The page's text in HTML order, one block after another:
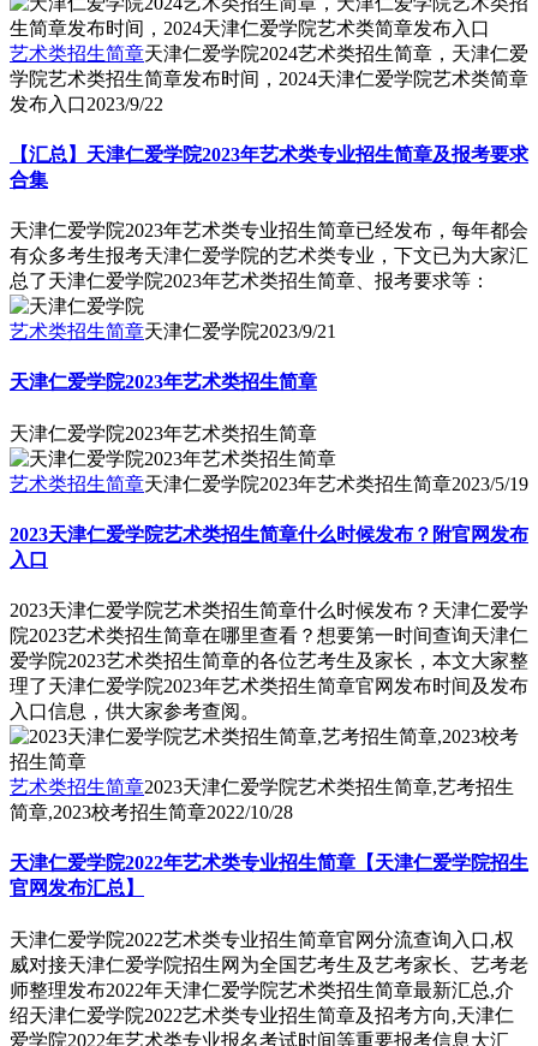
艺术类招生简章天津仁爱学院2024艺术类招生简章，天津仁爱
学院艺术类招生简章发布时间，2024天津仁爱学院艺术类简章
发布入口2023/9/22
【汇总】天津仁爱学院2023年艺术类专业招生简章及报考要求
合集
天津仁爱学院2023年艺术类专业招生简章已经发布，每年都会
有众多考生报考天津仁爱学院的艺术类专业，下文已为大家汇
总了天津仁爱学院2023年艺术类招生简章、报考要求等：
艺术类招生简章天津仁爱学院2023/9/21
天津仁爱学院2023年艺术类招生简章
天津仁爱学院2023年艺术类招生简章
艺术类招生简章天津仁爱学院2023年艺术类招生简章2023/5/19
2023天津仁爱学院艺术类招生简章什么时候发布？附官网发布
入口
2023天津仁爱学院艺术类招生简章什么时候发布？天津仁爱学
院2023艺术类招生简章在哪里查看？想要第一时间查询天津仁
爱学院2023艺术类招生简章的各位艺考生及家长，本文大家整
理了天津仁爱学院2023年艺术类招生简章官网发布时间及发布
入口信息，供大家参考查阅。
艺术类招生简章2023天津仁爱学院艺术类招生简章,艺考招生
简章,2023校考招生简章2022/10/28
天津仁爱学院2022年艺术类专业招生简章【天津仁爱学院招生
官网发布汇总】
天津仁爱学院2022艺术类专业招生简章官网分流查询入口,权
威对接天津仁爱学院招生网为全国艺考生及艺考家长、艺考老
师整理发布2022年天津仁爱学院艺术类招生简章最新汇总,介
绍天津仁爱学院2022艺术类专业招生简章及招考方向,天津仁
爱学院2022年艺术类专业报名考试时间等重要报考信息大汇